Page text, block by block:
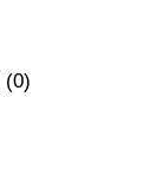
(0)